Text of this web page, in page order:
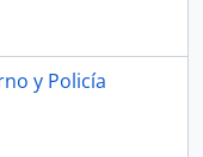
y Policía